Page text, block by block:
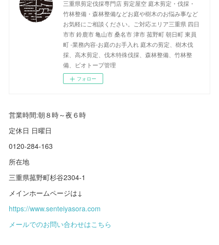
三重県剪定伐採専門店 剪定屋空 庭木剪定・伐採・
竹林整備・森林整備などお庭や樹木のお悩み事など
お気軽にご相談ください。ご対応エリア三重県 四日
市市 鈴鹿市 亀山市 桑名市 津市 菰野町 朝日町 東員
町 -業務内容-お庭のお手入れ 庭木の剪定、樹木伐
採、高木剪定、伐木特殊伐採、森林整備、竹林整
備、ビオトープ管理
フォロー
営業時間:朝８時～夜６時
定休日 日曜日
0120-284-163
所在地
三重県菰野町杉谷2304-1
メインホームページは↓
https://www.senteiyasora.com
メールでのお問い合わせはこちら